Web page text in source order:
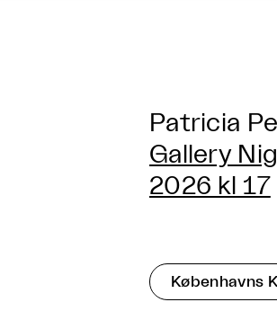
Patricia
Gallery
2026 kl 17
Københavns